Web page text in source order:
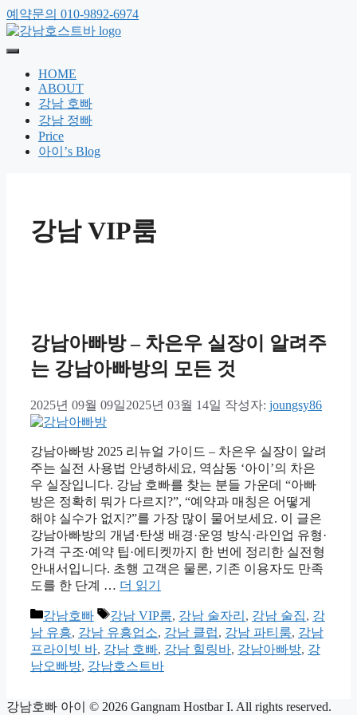
예약문의 010-9892-6974
HOME
ABOUT
강남 호빠
강남 정빠
Price
아이’s Blog
강남 VIP룸
강남아빠방 – 차은우 실장이 알려주
는 강남아빠방의 모든 것
2025년 09월 09일2025년 03월 14일 작성자: joungsy86
강남아빠방 2025 리뉴얼 가이드 – 차은우 실장이 알려
주는 실전 사용법 안녕하세요, 역삼동 ‘아이’의 차은
우 실장입니다. 강남 호빠를 찾는 분들 가운데 “아빠
방은 정확히 뭐가 다르지?”, “예약과 매칭은 어떻게
해야 실수가 없지?”를 가장 많이 물어보세요. 이 글은
강남아빠방의 개념·탄생 배경·운영 방식·라인업 유형·
가격 구조·예약 팁·에티켓까지 한 번에 정리한 실전형
안내서입니다. 초행 고객은 물론, 기존 이용자도 만족
도를 한 단계 … 더 읽기
카
테
고
리
강남호빠
태
그
강남 VIP룸, 강남 술자리 , 강남 술집, 강
남 유흥, 강남 유흥업소, 강남 클럽, 강남 파티룸, 강남
프라이빗 바, 강남 호빠, 강남 힐링바, 강남아빠방, 강
남오빠방, 강남호스트바
강남호빠 아이 © 2026 Gangnam Hostbar I. All rights reserved.